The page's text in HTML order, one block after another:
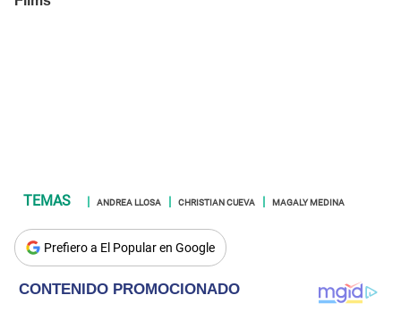
ANDREA LLOSA CHRISTIAN CUEVA MAGALY MEDINA
Prefiero a El Popular en Google